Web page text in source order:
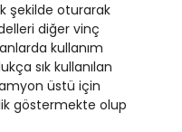
şekilde oturarak
diğer vinç
kullanım
sık kullanılan
üstü için
göstermekte olup